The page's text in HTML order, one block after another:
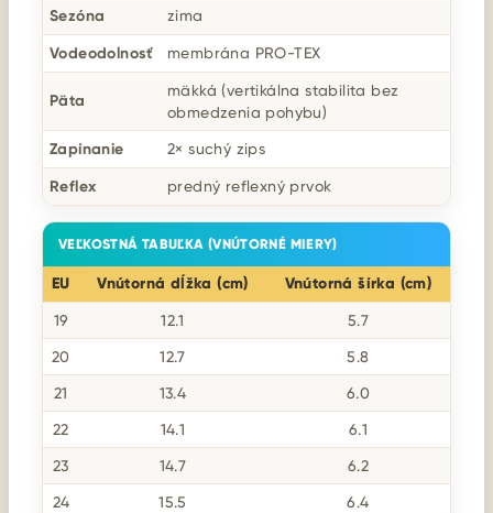
Sezóna zima
Vodeodolnosť membrána PRO-TEX
Päta
mäkká (vertikálna stabilita bez
obmedzenia pohybu)
Zapínanie 2× suchý zips
Reflex predný reflexný prvok
VEĽKOSTNÁ TABUĽKA (VNÚTORNÉ MIERY)
EU Vnútorná dĺžka (cm) Vnútorná šírka (cm)
19 12.1 5.7
20 12.7 5.8
21 13.4 6.0
22 14.1 6.1
23 14.7 6.2
24 15.5 6.4